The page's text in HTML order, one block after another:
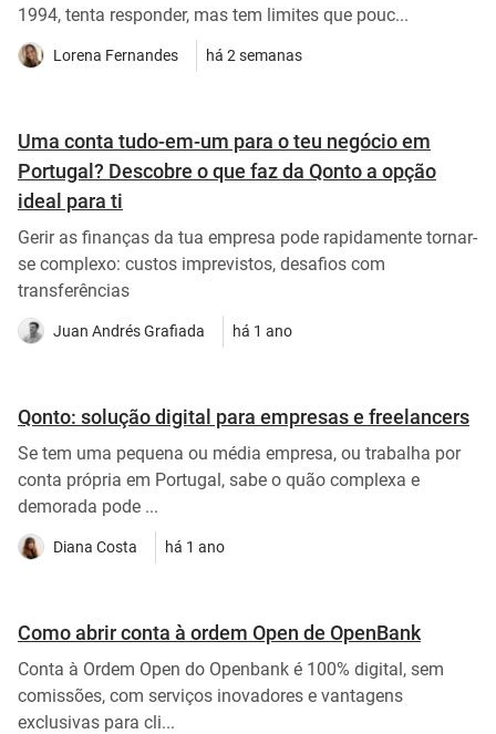
1994, tenta responder, mas tem limites que pouc...
Lorena Fernandes há 2 semanas
Uma conta tudo-em-um para o teu negócio em
Portugal? Descobre o que faz da Qonto a opção
ideal para ti
Gerir as finanças da tua empresa pode rapidamente tornar-
se complexo: custos imprevistos, desafios com
transferências
Juan Andrés Grafiada há 1 ano
Qonto: solução digital para empresas e freelancers
Se tem uma pequena ou média empresa, ou trabalha por
conta própria em Portugal, sabe o quão complexa e
demorada pode ...
Diana Costa há 1 ano
Como abrir conta à ordem Open de OpenBank
Conta à Ordem Open do Openbank é 100% digital, sem
comissões, com serviços inovadores e vantagens
exclusivas para cli...